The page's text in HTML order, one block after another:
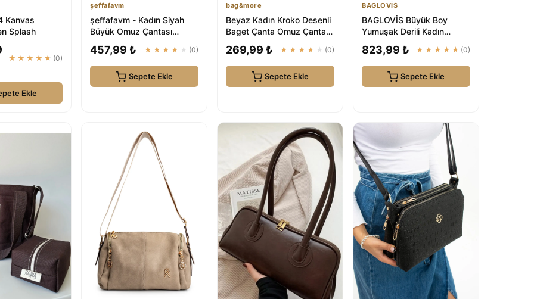
Kanvas
Splash
★★★★★ (0)
Ekle
şeffafavm
şeffafavm - Kadın Siyah
Büyük Omuz Çantası
457,99 ₺ ★★★★★ (0)
Sepete Ekle
bag&more
Beyaz Kadın Kroko Desenli
Baget Çanta Omuz Çanta
bag&...
269,99 ₺ ★★★★★ (0)
Sepete Ekle
BAGLOVİS
BAGLOVİS Büyük Boy
Yumuşak Derili Kadın
823,99 ₺ ★★★★★ (0)
Sepete Ekle